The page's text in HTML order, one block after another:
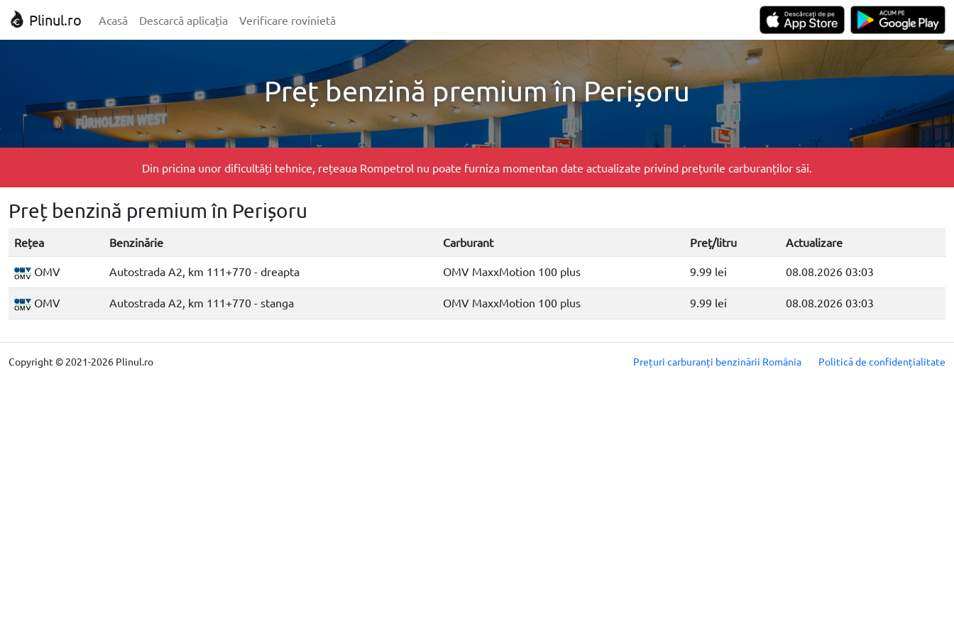
Plinul.ro Acasă Descarcă aplicația Verificare rovinietă
Preț benzină premium în Perișoru
Din pricina unor dificultăți tehnice, rețeaua Rompetrol nu poate furniza momentan date actualizate privind prețurile carburanților săi.
Preț benzină premium în Perișoru
Rețea Benzinărie Carburant Preț/litru Actualizare
OMV Autostrada A2, km 111+770 - dreapta OMV MaxxMotion 100 plus 9.99 lei 08.08.2026 03:03
OMV Autostrada A2, km 111+770 - stanga OMV MaxxMotion 100 plus 9.99 lei 08.08.2026 03:03
Copyright © 2021-2026 Plinul.ro Prețuri carburanți benzinării România Politică de confidențialitate